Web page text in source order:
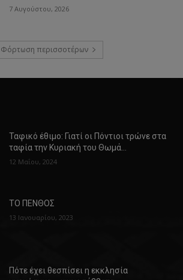
7 Αυγούστου, 2026
Φόρτωση περισσοτέρων
Ταφικό έθιμο: Γιατί οι Πόντιοι τρώνε στα
ταφία την Κυριακή του Θωμά…
12 Μαΐου, 2024
ΤΟ ΠΕΝΘΟΣ
13 Ιανουαρίου, 2023
Πότε έχει θεσπίσει η εκκλησία